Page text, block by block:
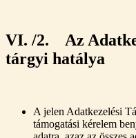
VI. /2. Az
tárgyi hatálya
A jelen Adatkezelési
támogatási kérelem